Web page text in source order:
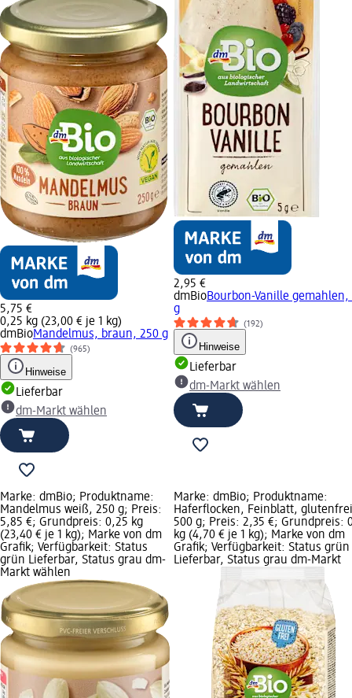
5,75 €
0,25 kg (23,00 € je 1 kg)
dmBioMandelmus, braun, 250 g
(965)
Hinweise
Lieferbar
dm-Markt wählen
2,95 €
dmBioBourbon-Vanille gemahlen,
g
(192)
Hinweise
Lieferbar
dm-Markt wählen
Marke: dmBio; Produktname:
Mandelmus weiß, 250 g; Preis:
5,85 €; Grundpreis: 0,25 kg
(23,40 € je 1 kg); Marke von dm
Grafik; Verfügbarkeit: Status
grün Lieferbar, Status grau dm-
Markt wählen
Marke: dmBio; Produktname:
Haferflocken, Feinblatt,
500 g; Preis: 2,35 €; Grundpreis:
kg (4,70 € je 1 kg); Marke von dm
Grafik; Verfügbarkeit: Status grün
Lieferbar, Status grau dm-Markt